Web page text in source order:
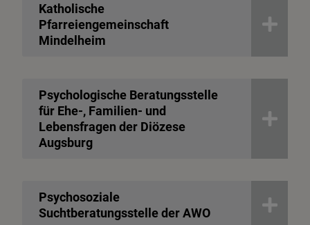
Katholische
Pfarreiengemeinschaft
Mindelheim
Psychologische Beratungsstelle
für Ehe-, Familien- und
Lebensfragen der Diözese
Augsburg
Psychosoziale
Suchtberatungsstelle der AWO